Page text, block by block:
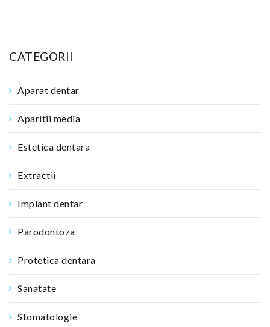
CATEGORII
Aparat dentar
Aparitii media
Estetica dentara
Extractii
Implant dentar
Parodontoza
Protetica dentara
Sanatate
Stomatologie